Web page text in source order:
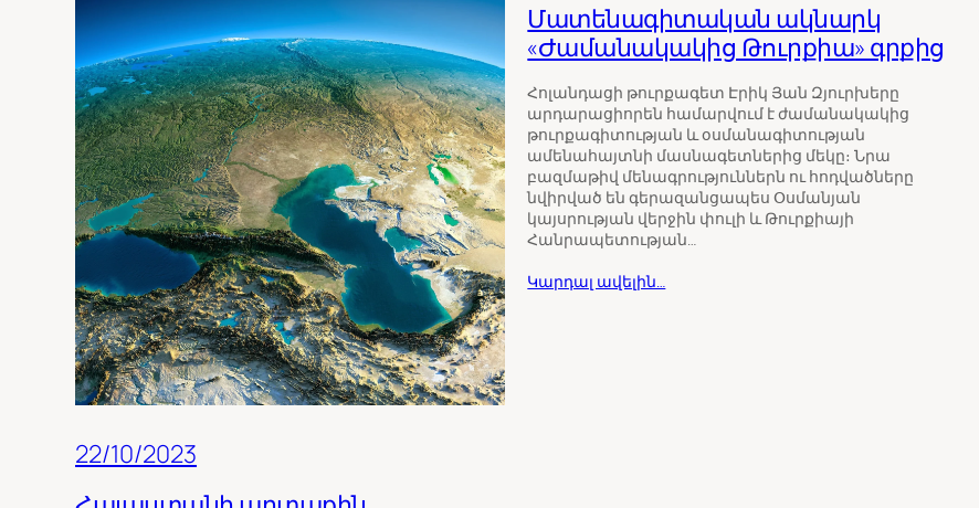
22/10/2023
Մատենագիտական ակնարկ
«Ժամանակակից Թուրքիա» գրքից
Հոլանդացի թուրքագետ Էրիկ Յան Զյուրխերը
արդարացիորեն համարվում է ժամանակակից
թուրքագիտության և օսմանագիտության
ամենահայտնի մասնագետներից մեկը։ Նրա
բազմաթիվ մենագրություններն ու հոդվածները
նվիրված են գերազանցապես Օսմանյան
կայսրության վերջին փուլի և Թուրքիայի
Հանրապետության…
Կարդալ ավելին…